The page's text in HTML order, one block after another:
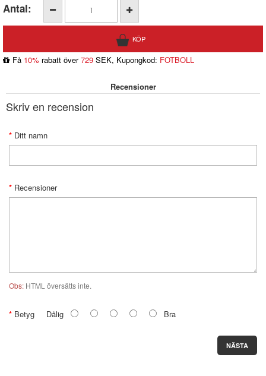
Antal:
Få 10% rabatt över729 SEK, Kupongkod: FOTBOLL
Recensioner
Skriv en recension
Ditt namn
Recensioner
Obs: HTML översätts inte.
Betyg Dålig Bra
NÄSTA